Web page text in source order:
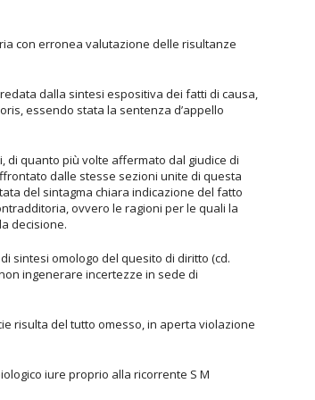
con erronea valutazione delle risultanze
dalla sintesi espositiva dei fatti di causa,
essendo stata la sentenza d’appello
di quanto più volte affermato dal giudice di
dalle stesse sezioni unite di questa
del sintagma chiara indicazione del fatto
ovvero le ragioni per le quali la
decisione.
sintesi omologo del quesito di diritto (cd.
ingenerare incertezze in sede di
risulta del tutto omesso, in aperta violazione
iure proprio alla ricorrente S M